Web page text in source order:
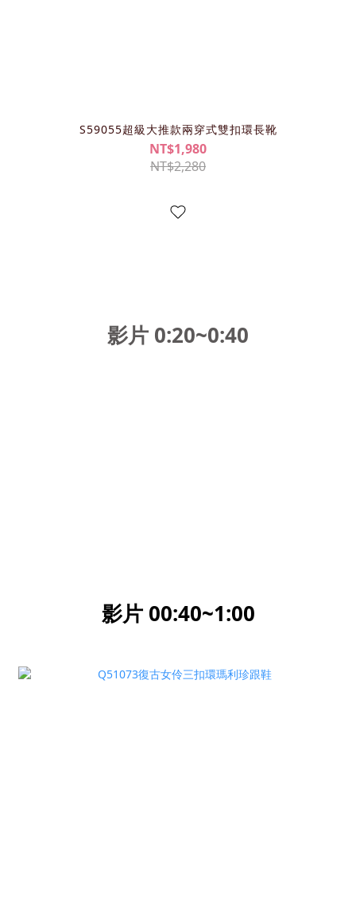
S59055超級大推款兩穿式雙扣環長靴
NT$1,980
NT$2,280
影片 0:20~0:40
影片 00:40~1:00